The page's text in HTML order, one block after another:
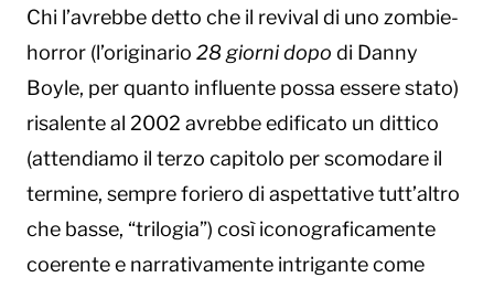
Chi l’avrebbe detto che il revival di uno zombie-
horror (l’originario 28 giorni dopo di Danny
Boyle, per quanto influente possa essere stato)
risalente al 2002 avrebbe edificato un dittico
(attendiamo il terzo capitolo per scomodare il
termine, sempre foriero di aspettative tutt’altro
che basse, “trilogia”) così iconograficamente
coerente e narrativamente intrigante come